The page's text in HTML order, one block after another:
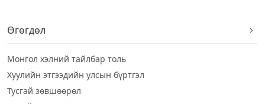
Өгөгдөл
Монгол хэлний тайлбар толь
Хуулийн этгээдийн улсын бүртгэл
Тусгай зөвшөөрөл